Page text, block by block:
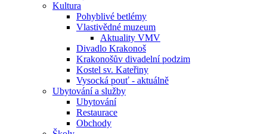
Kultura
Pohyblivé betlémy
Vlastivědné muzeum
Aktuality VMV
Divadlo Krakonoš
Krakonošův divadelní podzim
Kostel sv. Kateřiny
Vysocká pouť - aktuálně
Ubytování a služby
Ubytování
Restaurace
Obchody